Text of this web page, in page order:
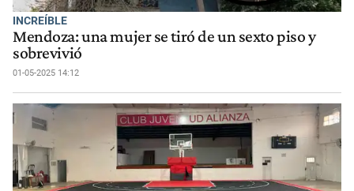
INCREÍBLE
Mendoza: una mujer se tiró de un sexto piso y
sobrevivió
01-05-2025 14:12